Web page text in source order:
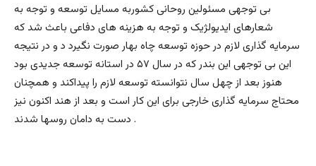
بی توجهی مسئولین روحانی کشوربه مسایل توسعه و توجه به
شعارهای ایدیولژیک و توجه به هزینه های دفاعی باعث شد که
سرمایه گذاری لازم در حوزه توسعه چاه بهار صورت نگیرد د و در نتیجه
این بی توجهی این بندر که در سال ۵۷ در استانه توسعه جدیدی بود
هنوز بعد از چهل سال نتوانسته توسعه لازم را پیداکند و همچنان
محتاج سرمایه گذاری خارجی برای این کار است و بعد از هند اکنون نیز
دست به دامان روسها شدند .